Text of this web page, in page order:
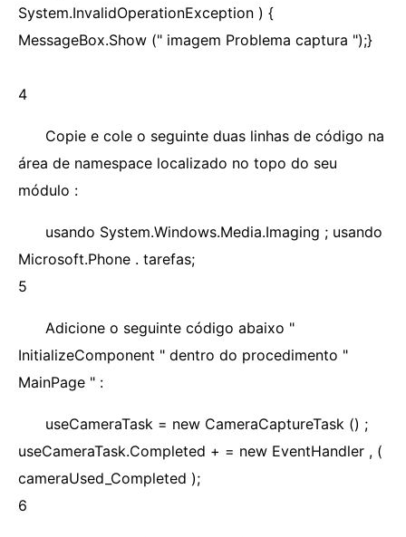
System.InvalidOperationException ) {
MessageBox.Show (" imagem Problema captura ");}
4
Copie e cole o seguinte duas linhas de código na
área de namespace localizado no topo do seu
módulo :
usando System.Windows.Media.Imaging ; usando
Microsoft.Phone . tarefas;
5
Adicione o seguinte código abaixo "
InitializeComponent " dentro do procedimento "
MainPage " :
useCameraTask = new CameraCaptureTask () ;
useCameraTask.Completed + = new EventHandler , (
cameraUsed_Completed );
6